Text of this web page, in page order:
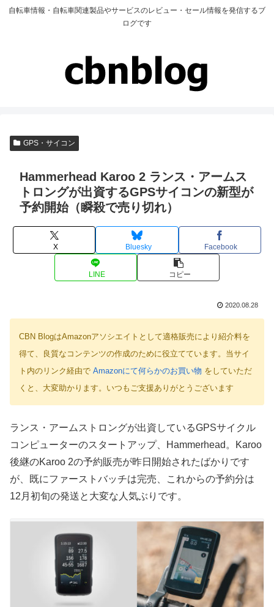
自転車情報・自転車関連製品やサービスのレビュー・セール情報を発信するブ
ログです
GPS・サイコン
Hammerhead Karoo 2 ランス・アームス
トロングが出資するGPSサイコンの新型が
予約開始（瞬殺で売り切れ）
X Bluesky Facebook
LINE コピー
2020.08.28
CBN BlogはAmazonアソシエイトとして適格販売により紹介料を
得て、良質なコンテンツの作成のために役立てています。当サイ
ト内のリンク経由で Amazonにて何らかのお買い物 をしていただ
くと、大変助かります。いつもご支援ありがとうございます
ランス・アームストロングが出資しているGPSサイクル
コンピューターのスタートアップ、Hammerhead。Karoo
後継のKaroo 2の予約販売が昨日開始されたばかりです
が、既にファーストバッチは完売、これからの予約分は
12月初旬の発送と大変な人気ぶりです。